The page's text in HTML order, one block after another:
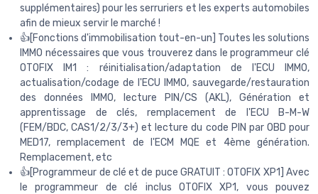
supplémentaires) pour les serruriers et les experts automobiles
afin de mieux servir le marché !
👍[Fonctions d'immobilisation tout-en-un] Toutes les solutions
IMMO nécessaires que vous trouverez dans le programmeur clé
OTOFIX IM1 : réinitialisation/adaptation de l'ECU IMMO,
actualisation/codage de l'ECU IMMO, sauvegarde/restauration
des données IMMO, lecture PIN/CS (AKL), Génération et
apprentissage de clés, remplacement de l'ECU B-M-W
(FEM/BDC, CAS1/2/3/3+) et lecture du code PIN par OBD pour
MED17, remplacement de l'ECM MQE et 4ème génération.
Remplacement, etc
👍[Programmeur de clé et de puce GRATUIT : OTOFIX XP1] Avec
le programmeur de clé inclus OTOFIX XP1, vous pouvez